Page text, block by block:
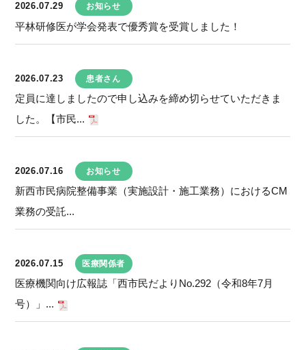
2026.07.29 お知らせ
平林研修医が学会発表で優秀賞を受賞しました！
2026.07.23 患者さん
定員に達しましたので申し込みを締め切らせていただきま
した。【市民...
2026.07.16 お知らせ
新西市民病院整備事業（実施設計・施工業務）におけるCM
業務の受託...
2026.07.15 医療関係者
医療機関向け広報誌「西市民だよりNo.292（令和8年7月
号）」...